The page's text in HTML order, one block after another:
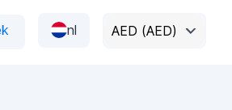
nl AED (AED)